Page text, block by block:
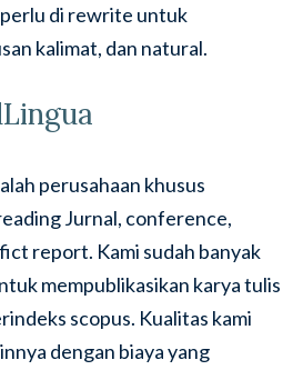
di rewrite untuk
kalimat, dan natural.
perusahaan khusus
Jurnal, conference,
report. Kami sudah banyak
mempublikasikan karya tulis
scopus. Kualitas kami
dengan biaya yang